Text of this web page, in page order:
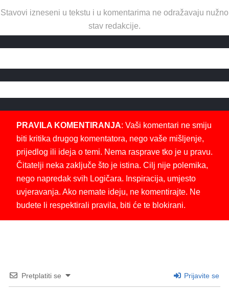
Stavovi izneseni u tekstu i u komentarima ne odražavaju nužno
stav redakcije.
PRAVILA KOMENTIRANJA: Vaši komentari ne smiju
biti kritika drugog komentatora, nego vaše mišljenje,
prijedlog ili ideja o temi. Nema rasprave tko je u pravu.
Čitatelji neka zaključe što je istina. Cilj nije polemika,
nego napredak svih Logičara. Inspiracija, umjesto
uvjeravanja. Ako nemate ideju, ne komentirajte. Ne
budete li respektirali pravila, biti će te blokirani.
Pretplatiti se Prijavite se